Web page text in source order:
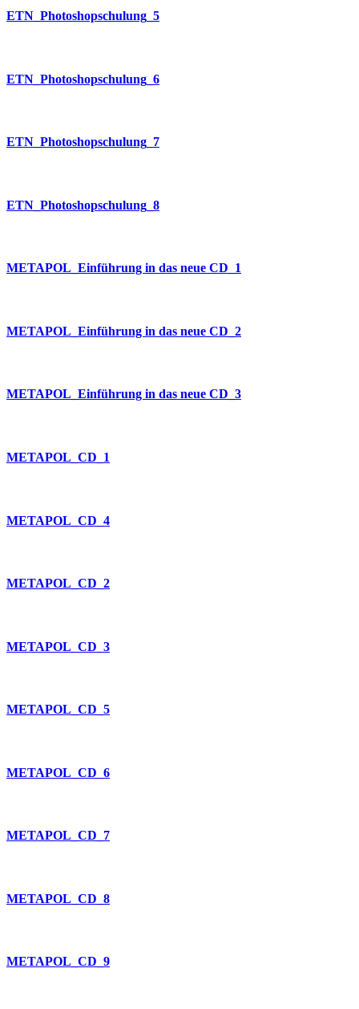
ETN_Photoshopschulung_5
ETN_Photoshopschulung_6
ETN_Photoshopschulung_7
ETN_Photoshopschulung_8
METAPOL_Einführung in das neue CD_1
METAPOL_Einführung in das neue CD_2
METAPOL_Einführung in das neue CD_3
METAPOL_CD_1
METAPOL_CD_4
METAPOL_CD_2
METAPOL_CD_3
METAPOL_CD_5
METAPOL_CD_6
METAPOL_CD_7
METAPOL_CD_8
METAPOL_CD_9